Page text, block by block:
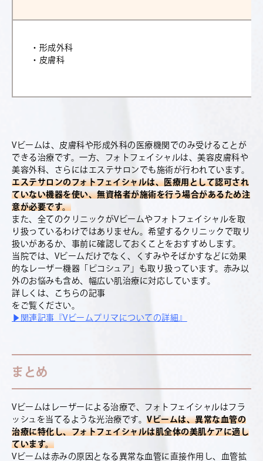
・形成外科
・皮膚科
Vビームは、皮膚科や形成外科の医療機関でのみ受けることが
できる治療です。一方、フォトフェイシャルは、美容皮膚科や
美容外科、さらにはエステサロンでも施術が行われています。
エステサロンのフォトフェイシャルは、医療用として認可され
ていない機器を使い、無資格者が施術を行う場合があるため注
意が必要です。
また、全てのクリニックがVビームやフォトフェイシャルを取
り扱っているわけではありません。希望するクリニックで取り
扱いがあるか、事前に確認しておくことをおすすめします。
当院では、Vビームだけでなく、くすみやそばかすなどに効果
的なレーザー機器「ピコシュア」も取り扱っています。赤み以
外のお悩みも含め、幅広い肌治療に対応しています。
詳しくは、こちらの記事
をご覧ください。
▶関連記事『Vビームプリマについての詳細』
まとめ
Vビームはレーザーによる治療で、フォトフェイシャルはフラ
ッシュを当てるような光治療です。 Vビームは、異常な血管の
治療に特化し、フォトフェイシャルは肌全体の美肌ケアに適し
ています。
Vビームは赤みの原因となる異常な血管に直接作用し、血管拡